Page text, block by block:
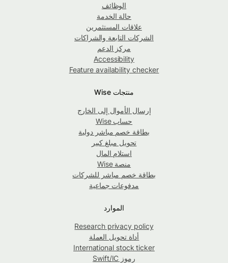
الوظائف
حالة الخدمة
علاقات المستثمرين
الشركات التابعة والشراكات
مركز الدعم
Accessibility
Feature availability checker
منتجات Wise
إرسال الأموال إلى الخارج
حساب Wise
بطاقة خصم مباشر دولية
تحويل مبلغ كبير
استلام المال
منصة Wise
بطاقة خصم مباشر للشركات
مدفوعات جماعية
الموارد
Research privacy policy
أداة تحويل العملة
International stock ticker
رموز Swift/IC